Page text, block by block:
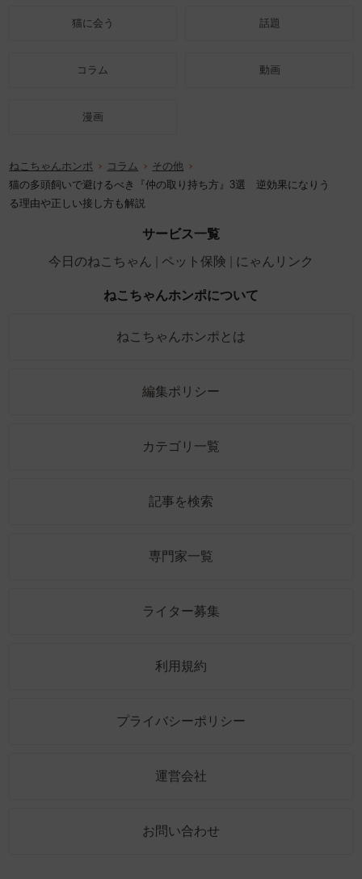
猫に会う 話題
コラム 動画
漫画
ねこちゃんホンポ コラム
その他
猫の多頭飼いで避けるべき『仲の取り持ち方』3選 逆効果になりう
る理由や正しい接し方も解説
サービス一覧
今日のねこちゃん
ペット保険 にゃんリンク
ねこちゃんホンポについて
ねこちゃんホンポとは
編集ポリシー
カテゴリ一覧
記事を検索
専門家一覧
ライター募集
利用規約
プライバシーポリシー
運営会社
お問い合わせ